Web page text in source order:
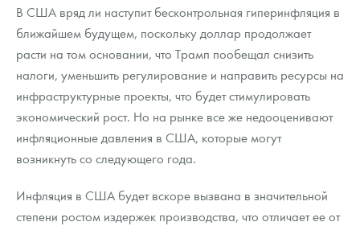
В США вряд ли наступит бесконтрольная гиперинфляция в
ближайшем будущем, поскольку доллар продолжает
расти на том основании, что Трамп пообещал снизить
налоги, уменьшить регулирование и направить ресурсы на
инфраструктурные проекты, что будет стимулировать
экономический рост. Но на рынке все же недооценивают
инфляционные давления в США, которые могут
возникнуть со следующего года.
Инфляция в США будет вскоре вызвана в значительной
степени ростом издержек производства, что отличает ее от